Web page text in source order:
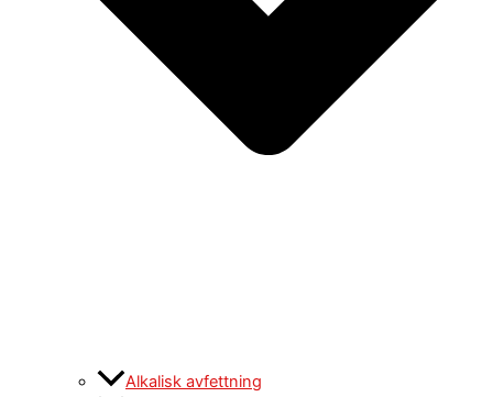
Alkalisk avfettning